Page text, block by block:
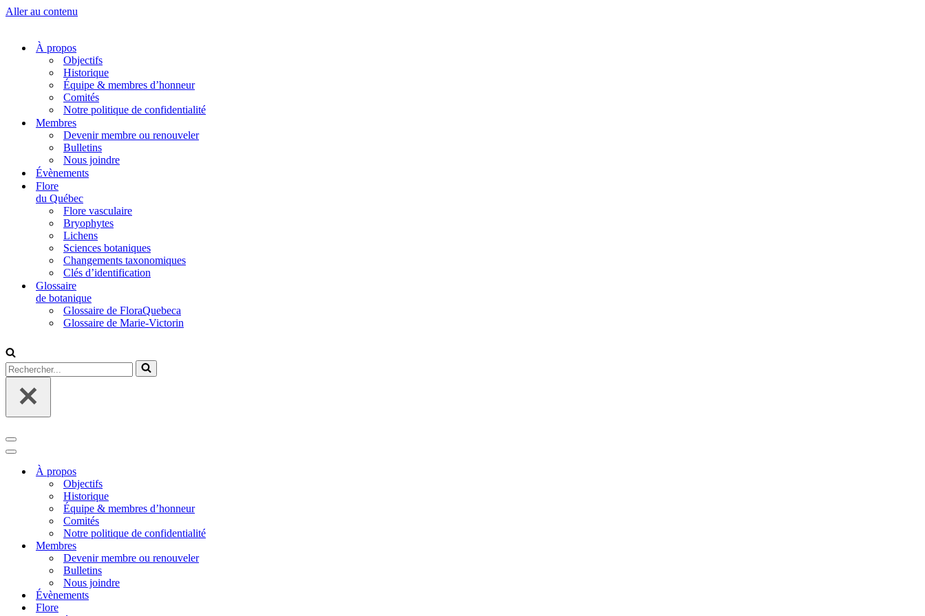
Aller au contenu
À propos
Objectifs
Historique
Équipe & membres d’honneur
Comités
Notre politique de confidentialité
Membres
Devenir membre ou renouveler
Bulletins
Nous joindre
Évènements
Flore
du Québec
Flore vasculaire
Bryophytes
Lichens
Sciences botaniques
Changements taxonomiques
Clés d’identification
Glossaire
de botanique
Glossaire de FloraQuebeca
Glossaire de Marie-Victorin
Rechercher...
Menu
de
navigation
Menu
navigationÀ propos
Objectifs
Historique
Équipe & membres d’honneur
Comités
Notre politique de confidentialité
Membres
Devenir membre ou renouveler
Bulletins
Nous joindre
Évènements
Flore